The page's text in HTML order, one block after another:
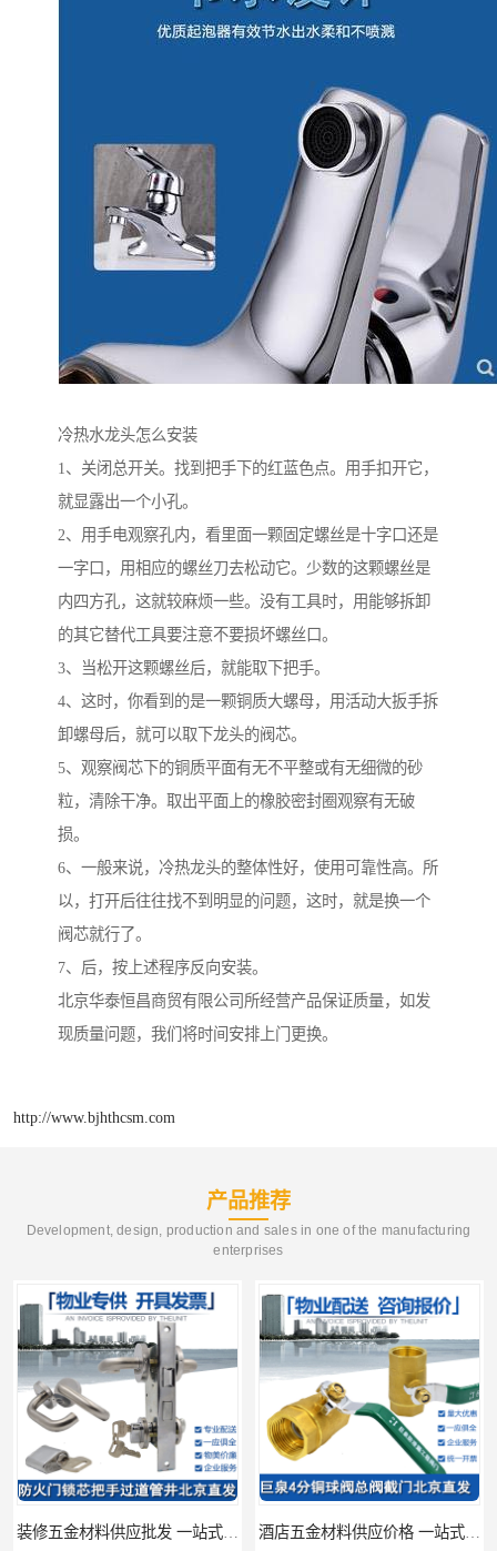
冷热水龙头怎么安装
1、关闭总开关。找到把手下的红蓝色点。用手扣开它，
就显露出一个小孔。
2、用手电观察孔内，看里面一颗固定螺丝是十字口还是
一字口，用相应的螺丝刀去松动它。少数的这颗螺丝是
内四方孔，这就较麻烦一些。没有工具时，用能够拆卸
的其它替代工具要注意不要损坏螺丝口。
3、当松开这颗螺丝后，就能取下把手。
4、这时，你看到的是一颗铜质大螺母，用活动大扳手拆
卸螺母后，就可以取下龙头的阀芯。
5、观察阀芯下的铜质平面有无不平整或有无细微的砂
粒，清除干净。取出平面上的橡胶密封圈观察有无破
损。
6、一般来说，冷热龙头的整体性好，使用可靠性高。所
以，打开后往往找不到明显的问题，这时，就是换一个
阀芯就行了。
7、后，按上述程序反向安装。
北京华泰恒昌商贸有限公司所经营产品保证质量，如发
现质量问题，我们将时间安排上门更换。
http://www.bjhthcsm.com
产品推荐
Development, design, production and sales in one of the manufacturing
enterprises